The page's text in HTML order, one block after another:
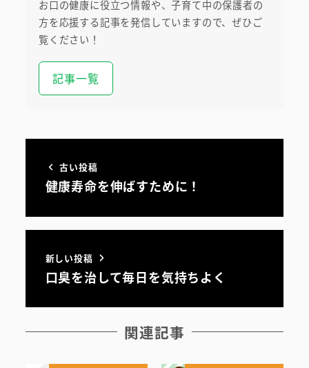
院内ツアー
お口の健康に役立つ情報や、子育て中の保護者の
方を応援する記事を発信していますので、ぜひご
覧ください！
記事一覧
古い投稿
健康寿命を伸ばすために！
新しい投稿
口臭を治して毎日を気持ちよく
関連記事